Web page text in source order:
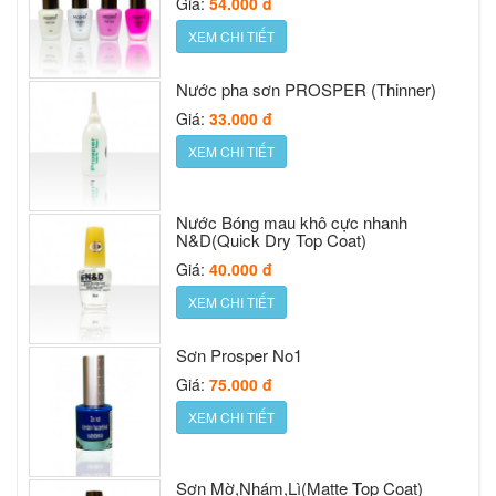
XEM CHI TIẾT
Nước Bóng mau khô cực nhanh
N&D(Quick Dry Top Coat)
Giá: 40.000 đ
Sơn Prosper No1
Giá: 75.000 đ
XEM CHI TIẾT
Sơn Mờ,Nhám,Lì(Matte Top Coat)
Giá: 54.000 đ
XEM CHI TIẾT
XEM CHI TIẾT
Nước pha sơn PROSPER (Thinner)
Giá: 33.000 đ
XEM CHI TIẾT
Giá: 40.000 đ
XEM CHI TIẾT
Sơn Prosper No1
Giá: 75.000 đ
XEM CHI TIẾT
Giá: 54.000 đ